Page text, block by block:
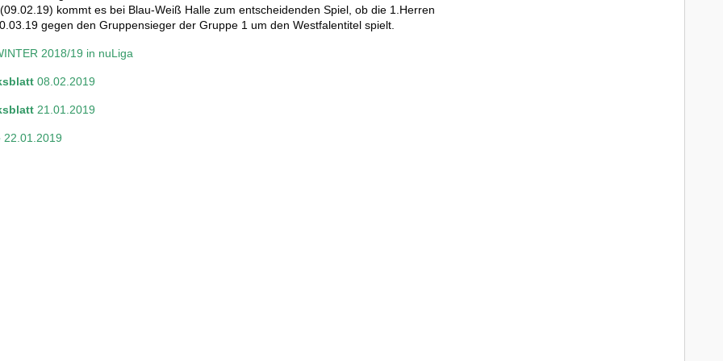
kommt es bei Blau-Weiß Halle zum entscheidenden Spiel, ob die 1.Herren
gegen den Gruppensieger der Gruppe 1 um den Westfalentitel spielt.
2018/19 in nuLiga
08.02.2019
21.01.2019
22.01.2019